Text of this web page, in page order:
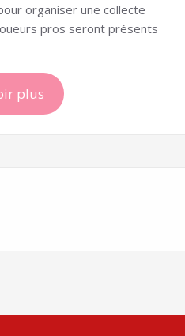
organiser une collecte
pros seront présents
plus